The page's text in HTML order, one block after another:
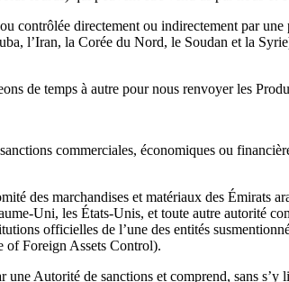
contrôlée directement ou indirectement par
l’Iran, la Corée du Nord, le Soudan et la
de temps à autre pour nous renvoyer les
commerciales, économiques ou
des marchandises et matériaux des Émirats
Uni, les États-Unis, et toute autre autorité
officielles de l’une des entités
of Foreign Assets Control).
Autorité de sanctions et comprend, sans